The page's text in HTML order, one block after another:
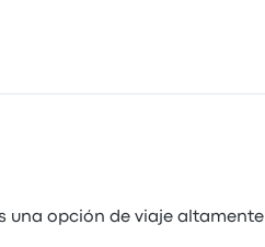
una opción de viaje altamente